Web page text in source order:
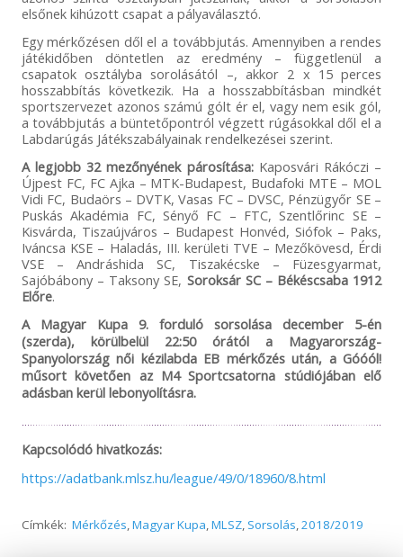
elsőnek kihúzott csapat a pályaválasztó.
Egy mérkőzésen dől el a továbbjutás. Amennyiben a rendes
játékidőben döntetlen az eredmény – függetlenül a
csapatok osztályba sorolásától –, akkor 2 x 15 perces
hosszabbítás következik. Ha a hosszabbításban mindkét
sportszervezet azonos számú gólt ér el, vagy nem esik gól,
a továbbjutás a büntetőpontról végzett rúgásokkal dől el a
Labdarúgás Játékszabályainak rendelkezései szerint.
A legjobb 32 mezőnyének párosítása:Kaposvári Rákóczi –
Újpest FC, FC Ajka – MTK-Budapest, Budafoki MTE – MOL
Vidi FC, Budaörs – DVTK, Vasas FC – DVSC, Pénzügyőr SE –
Puskás Akadémia FC, Sényő FC – FTC, Szentlőrinc SE –
Kisvárda, Tiszaújváros – Budapest Honvéd, Siófok – Paks,
Iváncsa KSE – Haladás, III. kerületi TVE – Mezőkövesd, Érdi
VSE – Andráshida SC, Tiszakécske – Füzesgyarmat,
Sajóbábony – Taksony SE, Soroksár SC – Békéscsaba 1912
Előre.
A Magyar Kupa 9. forduló sorsolása december 5-én
(szerda), körülbelül 22:50 órától a Magyarország-
Spanyolország női kézilabda EB mérkőzés után, a Góóól!
műsort követően az M4 Sportcsatorna stúdiójában elő
adásban kerül lebonyolításra.
Kapcsolódó hivatkozás:
https://adatbank.mlsz.hu/league/49/0/18960/8.html
Címkék: Mérkőzés Magyar Kupa MLSZ, Sorsolás 2018/2019